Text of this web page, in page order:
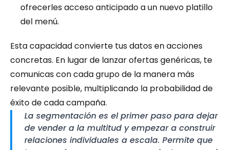
ofrecerles acceso anticipado a un nuevo platillo
del menú.
Esta capacidad convierte tus datos en acciones
concretas. En lugar de lanzar ofertas genéricas, te
comunicas con cada grupo de la manera más
relevante posible, multiplicando la probabilidad de
éxito de cada campaña.
La segmentación es el primer paso para dejar
de vender a la multitud y empezar a construir
relaciones individuales a escala. Permite que